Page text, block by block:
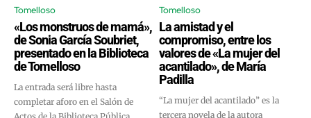
Tomelloso
«Los monstruos de mamá»,
de Sonia García Soubriet,
presentado en la Biblioteca
de Tomelloso
La entrada será libre hasta
completar aforo en el Salón de
Tomelloso
La amistad y el
compromiso, entre los
valores de «La mujer del
acantilado», de María
Padilla
“La mujer del acantilado” es la
tercera novela de la autora